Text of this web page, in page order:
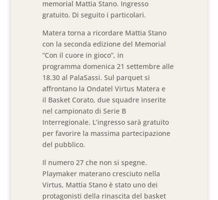
memorial Mattia Stano. Ingresso
gratuito. Di seguito i particolari.
Matera torna a ricordare Mattia Stano
con la seconda edizione del Memorial
“Con il cuore in gioco”, in
programma domenica 21 settembre alle
18.30 al PalaSassi. Sul parquet si
affrontano la Ondatel Virtus Matera e
il Basket Corato, due squadre inserite
nel campionato di Serie B
Interregionale. L’ingresso sarà gratuito
per favorire la massima partecipazione
del pubblico.
Il numero 27 che non si spegne.
Playmaker materano cresciuto nella
Virtus, Mattia Stano è stato uno dei
protagonisti della rinascita del basket